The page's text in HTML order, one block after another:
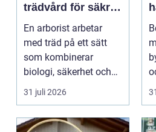
trädvård för säkra
och friska träd
En arborist arbetar
med träd på ett sätt
som kombinerar
biologi, säkerhet och
hantverk. I en stad so...
31 juli 2026